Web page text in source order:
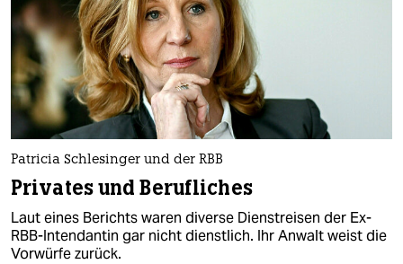
Patricia Schlesinger und der RBB
Privates und Berufliches
Laut eines Berichts waren diverse Dienstreisen der Ex-
RBB-Intendantin gar nicht dienstlich. Ihr Anwalt weist die
Vorwürfe zurück.